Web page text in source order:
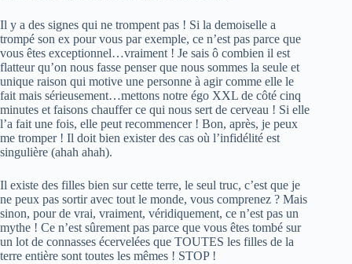
Il y a des signes qui ne trompent pas ! Si la demoiselle a
trompé son ex pour vous par exemple, ce n’est pas parce que
vous êtes exceptionnel…vraiment ! Je sais ô combien il est
flatteur qu’on nous fasse penser que nous sommes la seule et
unique raison qui motive une personne à agir comme elle le
fait mais sérieusement…mettons notre égo XXL de côté cinq
minutes et faisons chauffer ce qui nous sert de cerveau ! Si elle
l’a fait une fois, elle peut recommencer ! Bon, après, je peux
me tromper ! Il doit bien exister des cas où l’infidélité est
singulière (ahah ahah).
Il existe des filles bien sur cette terre, le seul truc, c’est que je
ne peux pas sortir avec tout le monde, vous comprenez ? Mais
sinon, pour de vrai, vraiment, véridiquement, ce n’est pas un
mythe ! Ce n’est sûrement pas parce que vous êtes tombé sur
un lot de connasses écervelées que TOUTES les filles de la
terre entière sont toutes les mêmes ! STOP !